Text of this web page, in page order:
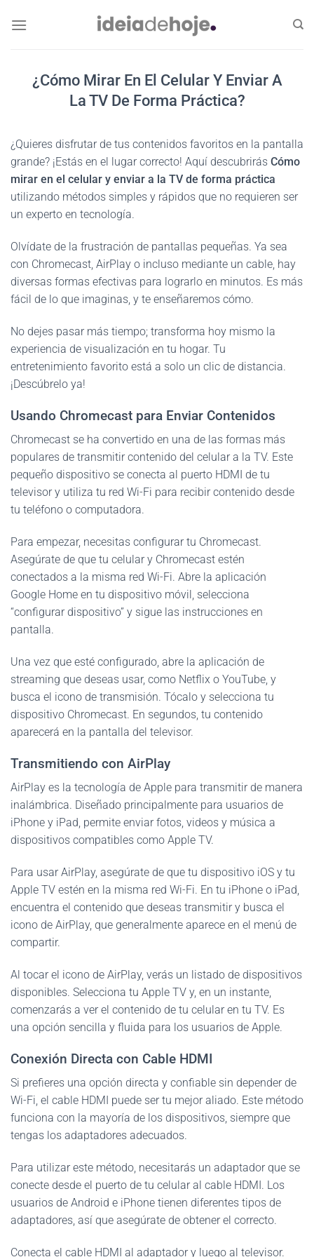
¿Cómo Mirar En El Celular Y Enviar A
La TV De Forma Práctica?
¿Quieres disfrutar de tus contenidos favoritos en la pantalla
grande? ¡Estás en el lugar correcto! Aquí descubrirás Cómo
mirar en el celular y enviar a la TV de forma práctica
utilizando métodos simples y rápidos que no requieren ser
un experto en tecnología.
Olvídate de la frustración de pantallas pequeñas. Ya sea
con Chromecast, AirPlay o incluso mediante un cable, hay
diversas formas efectivas para lograrlo en minutos. Es más
fácil de lo que imaginas, y te enseñaremos cómo.
No dejes pasar más tiempo; transforma hoy mismo la
experiencia de visualización en tu hogar. Tu
entretenimiento favorito está a solo un clic de distancia.
¡Descúbrelo ya!
Usando Chromecast para Enviar Contenidos
Chromecast se ha convertido en una de las formas más
populares de transmitir contenido del celular a la TV. Este
pequeño dispositivo se conecta al puerto HDMI de tu
televisor y utiliza tu red Wi-Fi para recibir contenido desde
tu teléfono o computadora.
Para empezar, necesitas configurar tu Chromecast.
Asegúrate de que tu celular y Chromecast estén
conectados a la misma red Wi-Fi. Abre la aplicación
Google Home en tu dispositivo móvil, selecciona
“configurar dispositivo” y sigue las instrucciones en
pantalla.
Una vez que esté configurado, abre la aplicación de
streaming que deseas usar, como Netflix o YouTube, y
busca el icono de transmisión. Tócalo y selecciona tu
dispositivo Chromecast. En segundos, tu contenido
aparecerá en la pantalla del televisor.
Transmitiendo con AirPlay
AirPlay es la tecnología de Apple para transmitir de manera
inalámbrica. Diseñado principalmente para usuarios de
iPhone y iPad, permite enviar fotos, videos y música a
dispositivos compatibles como Apple TV.
Para usar AirPlay, asegúrate de que tu dispositivo iOS y tu
Apple TV estén en la misma red Wi-Fi. En tu iPhone o iPad,
encuentra el contenido que deseas transmitir y busca el
icono de AirPlay, que generalmente aparece en el menú de
compartir.
Al tocar el icono de AirPlay, verás un listado de dispositivos
disponibles. Selecciona tu Apple TV y, en un instante,
comenzarás a ver el contenido de tu celular en tu TV. Es
una opción sencilla y fluida para los usuarios de Apple.
Conexión Directa con Cable HDMI
Si prefieres una opción directa y confiable sin depender de
Wi-Fi, el cable HDMI puede ser tu mejor aliado. Este método
funciona con la mayoría de los dispositivos, siempre que
tengas los adaptadores adecuados.
Para utilizar este método, necesitarás un adaptador que se
conecte desde el puerto de tu celular al cable HDMI. Los
usuarios de Android e iPhone tienen diferentes tipos de
adaptadores, así que asegúrate de obtener el correcto.
Conecta el cable HDMI al adaptador y luego al televisor.